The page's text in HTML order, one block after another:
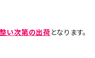
い次第の出荷となります。